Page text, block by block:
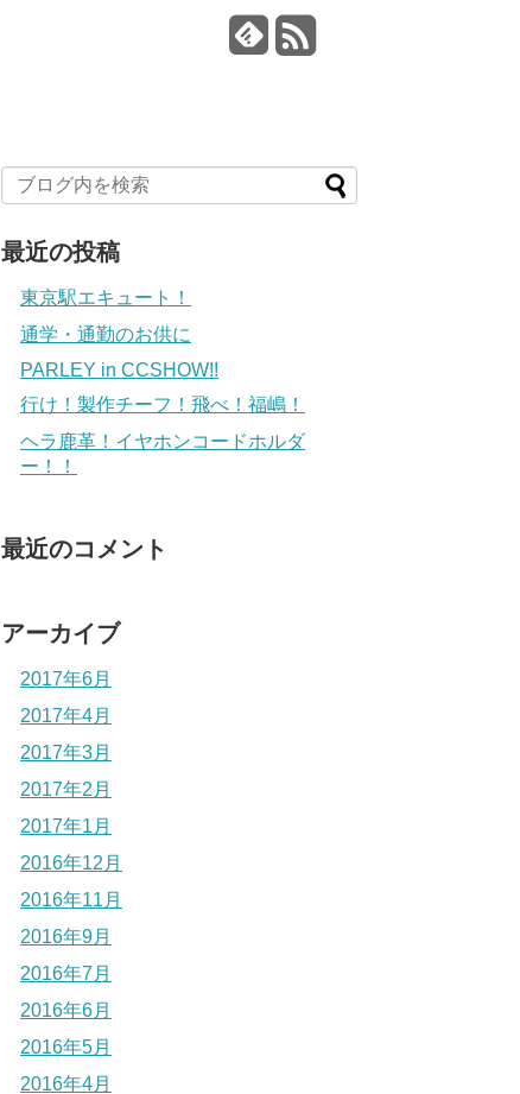
最近の投稿
東京駅エキュート！
通学・通勤のお供に
PARLEY in CCSHOW!!
行け！製作チーフ！飛べ！福嶋！
ヘラ鹿革！イヤホンコードホルダ
ー！！
最近のコメント
アーカイブ
2017年6月
2017年4月
2017年3月
2017年2月
2017年1月
2016年12月
2016年11月
2016年9月
2016年7月
2016年6月
2016年5月
2016年4月